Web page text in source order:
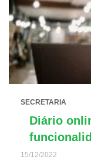
SECRETARIA
Diário
15/12/2022